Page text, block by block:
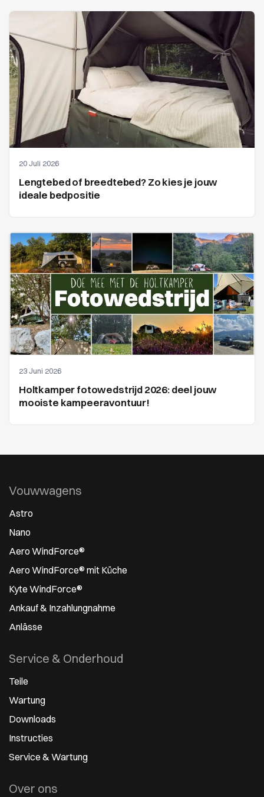
20 Juli 2026
Lengtebed of breedtebed? Zo kies je jouw
ideale bedpositie
23 Juni 2026
Holtkamper fotowedstrijd 2026: deel jouw
mooiste kampeeravontuur!
Vouwwagens
Astro
Nano
Aero WindForce®
Aero WindForce® mit Küche
Kyte WindForce®
Ankauf & Inzahlungnahme
Anlässe
Service & Onderhoud
Teile
Wartung
Downloads
Instructies
Service & Wartung
Over ons